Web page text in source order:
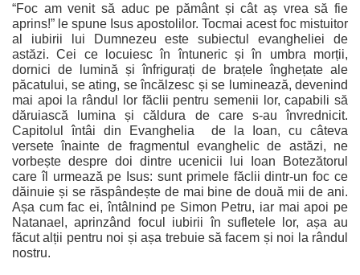
“Foc am venit să aduc pe pământ și cât aș vrea să fie
aprins!” le spune Isus apostolilor. Tocmai acest foc mistuitor
al iubirii lui Dumnezeu este subiectul evangheliei de
astăzi. Cei ce locuiesc în întuneric și în umbra morții,
dornici de lumină și înfrigurați de brațele înghețate ale
păcatului, se ating, se încălzesc și se luminează, devenind
mai apoi la rândul lor făclii pentru semenii lor, capabili să
dăruiască lumina și căldura de care s-au învrednicit.
Capitolul întâi din Evanghelia de la Ioan, cu câteva
versete înainte de fragmentul evanghelic de astăzi, ne
vorbește despre doi dintre ucenicii lui Ioan Botezătorul
care îl urmează pe Isus: sunt primele făclii dintr-un foc ce
dăinuie și se răspândește de mai bine de două mii de ani.
Așa cum fac ei, întâlnind pe Simon Petru, iar mai apoi pe
Natanael, aprinzând focul iubirii în sufletele lor, așa au
făcut alții pentru noi și așa trebuie să facem și noi la rândul
nostru.